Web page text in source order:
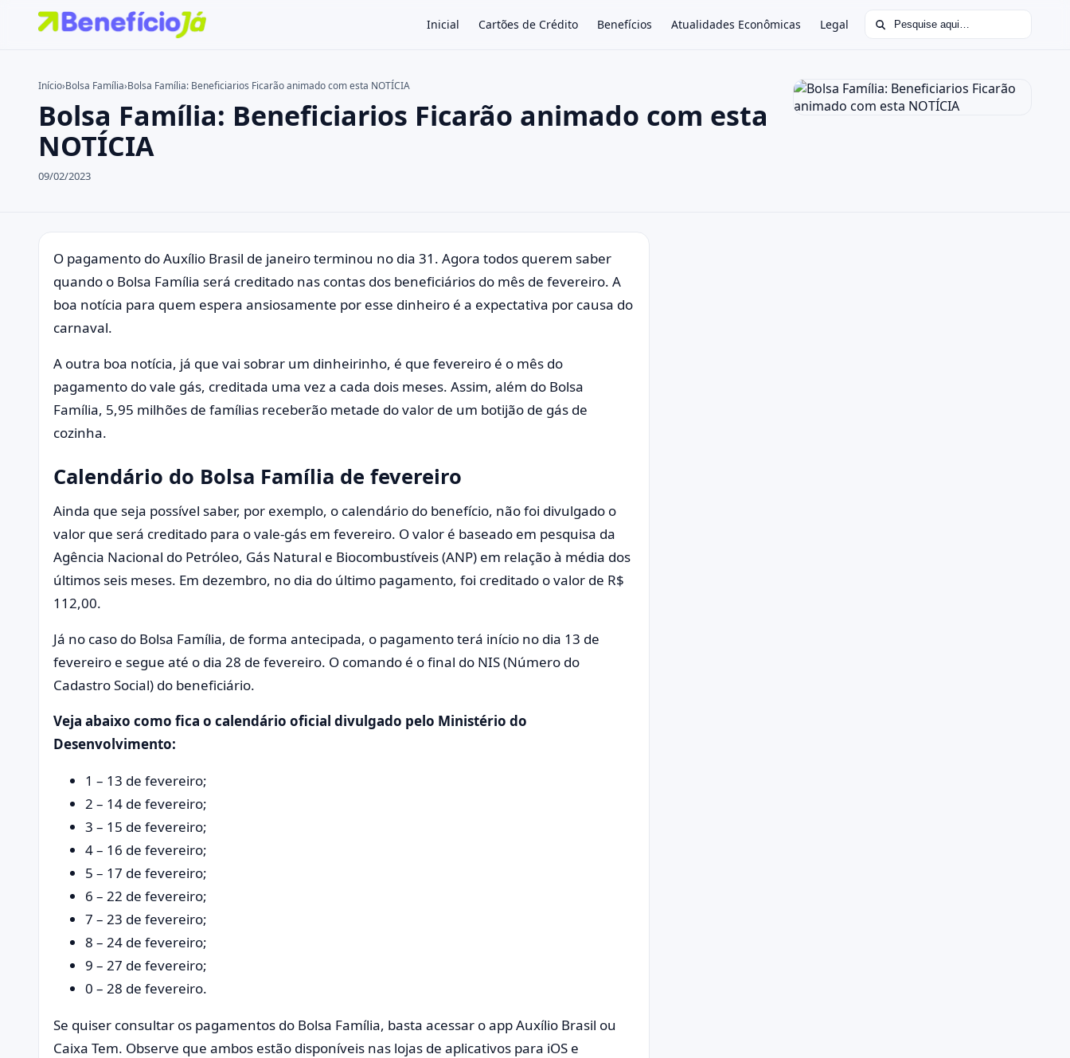
Inicial Cartões de Crédito Benefícios Atualidades Econômicas Legal Buscar por:
Buscar no site ×
Buscar por:
Pressione Enter para buscar ou ESC para fechar.
Início›Bolsa Família›Bolsa Família: Beneficiarios Ficarão animado com esta NOTÍCIA
Bolsa Família: Beneficiarios Ficarão animado com esta
NOTÍCIA
09/02/2023
O pagamento do Auxílio Brasil de janeiro terminou no dia 31. Agora todos querem saber
quando o Bolsa Família será creditado nas contas dos beneficiários do mês de fevereiro. A
boa notícia para quem espera ansiosamente por esse dinheiro é a expectativa por causa do
carnaval.
A outra boa notícia, já que vai sobrar um dinheirinho, é que fevereiro é o mês do
pagamento do vale gás, creditada uma vez a cada dois meses. Assim, além do Bolsa
Família, 5,95 milhões de famílias receberão metade do valor de um botijão de gás de
cozinha.
Calendário do Bolsa Família de fevereiro
Ainda que seja possível saber, por exemplo, o calendário do benefício, não foi divulgado o
valor que será creditado para o vale-gás em fevereiro. O valor é baseado em pesquisa da
Agência Nacional do Petróleo, Gás Natural e Biocombustíveis (ANP) em relação à média dos
últimos seis meses. Em dezembro, no dia do último pagamento, foi creditado o valor de R$
112,00.
Já no caso do Bolsa Família, de forma antecipada, o pagamento terá início no dia 13 de
fevereiro e segue até o dia 28 de fevereiro. O comando é o final do NIS (Número do
Cadastro Social) do beneficiário.
Veja abaixo como fica o calendário oficial divulgado pelo Ministério do
Desenvolvimento:
1 – 13 de fevereiro;
2 – 14 de fevereiro;
3 – 15 de fevereiro;
4 – 16 de fevereiro;
5 – 17 de fevereiro;
6 – 22 de fevereiro;
7 – 23 de fevereiro;
8 – 24 de fevereiro;
9 – 27 de fevereiro;
0 – 28 de fevereiro.
Se quiser consultar os pagamentos do Bolsa Família, basta acessar o app Auxílio Brasil ou
Caixa Tem. Observe que ambos estão disponíveis nas lojas de aplicativos para iOS e